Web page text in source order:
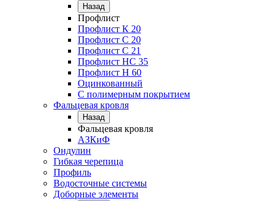
Назад
Профлист
Профлист К 20
Профлист С 20
Профлист C 21
Профлист НС 35
Профлист Н 60
Оцинкованный
С полимерным покрытием
Фальцевая кровля
Назад
Фальцевая кровля
АЗКиФ
Ондулин
Гибкая черепица
Профиль
Водосточные системы
Доборные элементы